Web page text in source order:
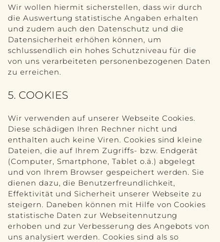
Wir wollen hiermit sicherstellen, dass wir durch
die Auswertung statistische Angaben erhalten
und zudem auch den Datenschutz und die
Datensicherheit erhöhen können, um
schlussendlich ein hohes Schutzniveau für die
von uns verarbeiteten personenbezogenen Daten
zu erreichen.
5. COOKIES
Wir verwenden auf unserer Webseite Cookies.
Diese schädigen Ihren Rechner nicht und
enthalten auch keine Viren. Cookies sind kleine
Dateien, die auf Ihrem Zugriffs- bzw. Endgerät
(Computer, Smartphone, Tablet o.ä.) abgelegt
und von Ihrem Browser gespeichert werden. Sie
dienen dazu, die Benutzerfreundlichkeit,
Effektivität und Sicherheit unserer Webseite zu
steigern. Daneben können mit Hilfe von Cookies
statistische Daten zur Webseitennutzung
erhoben und zur Verbesserung des Angebots von
uns analysiert werden. Cookies sind als so